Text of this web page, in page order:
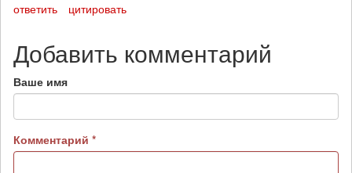
ответить цитировать
Добавить комментарий
Ваше имя
Комментарий *